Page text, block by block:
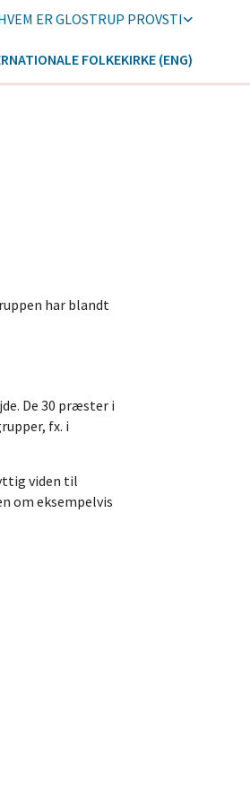
ER GLOSTRUP PROVSTI
FOLKEKIRKE (ENG)
har blandt
De 30 præster i
fx. i
viden til
om eksempelvis